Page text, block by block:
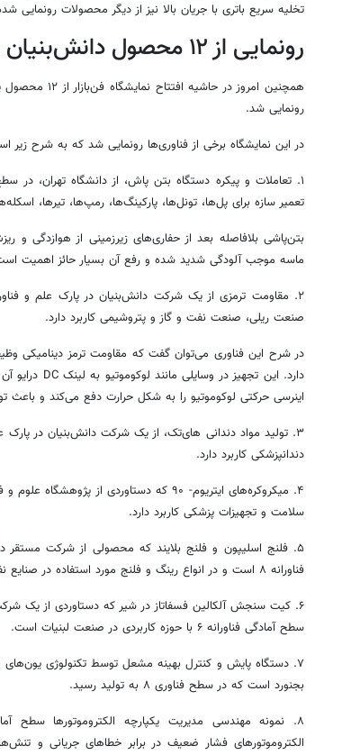
تخلیه سریع باتری با جریان بالا نیز از دیگر محصولات رونمایی
رونمایی از ۱۲ محصول دانش‌بنیان دانشگاه‌ها و پارک‌ها
همچنین امروز
رونمایی شد.
در این نمایشگاه برخی از فناوری‌ها رونمایی شد که به شرح زیر
۱. تعاملات و پیکره دستگاه بتن
پاش، از دانشگاه تهران، در
تعمیر سازه برای پل‌ها، تونل‌ها، پارکینگ‌ها، رمپ‌ها، تیرها،
بتن‌پاشیبلافاصله بعد از حفاری‌های زیرزمینی از هوازدگی و
ماسه موجب آلودگی شدید شده و رفع آن بسیار حائز اهمیت
۲. مقاومت ترمزی از یک شرکت دانش‌بنیان در پارک علم و فناوری دانشگاه زنجان، در سطح آمادگی
صنعت ریلی، صنعت نفت و گاز و پتروشیمی کاربرد دارد.
در شرح این فناوری می‌توان گفت که مقاومتترمز دینامیکی
دارد. این تجهیز در وسایلی مانند لوکوموتیو به لینک DC درایو آن متصل می‌شود و در هنگام
اینرسی حرکتی لوکوموتیو را به شکل حرارت دفع می‌کند و
۳. تولید مواد دندانی های‌تک، از یک شرکت دانش‌بنیان در پارک علم و فناوری سمنان، در سطح آمادگی
دندانپزشکی کاربرد دارد.
۴. میکروکره‌های ایتریوم- ۹۰ که دستاوردی از پژوهشگاه علوم و فنون هسته‌ای و در سطح آمادگی
سلامت و تجهیزات پزشکی کاربرد دارد.
۵. فلنج اسلیپون و فلنجبلایند که محصولی از شرکت مستقر
فناورانه
رینگ و فلنج مورد استفاده در صنایع
۶. کیت سنجش
آلکالین فسفاتاز در شیر که دستاوردی از یک
سطح آمادگی فناورانه
۷. دستگاه پایش و کنترل بهینه مشعل توسط تکنولوژی
بجنورد است که در سطح فناوری ۸ به تولید رسید.
۸. نمونه مهندسی مدیریت یکپارچه الکتروموتورها سطح آمادگی یا TRL۶ که برای کنترل و
الکتروموتورهای فشار ضعیف در برابر خطاهای جریانی و